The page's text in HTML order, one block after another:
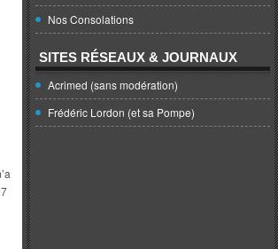
Nos Consolations
SITES RÉSEAUX & JOURNAUX
Acrimed (sans modération)
Frédéric Lordon (et sa Pompe)